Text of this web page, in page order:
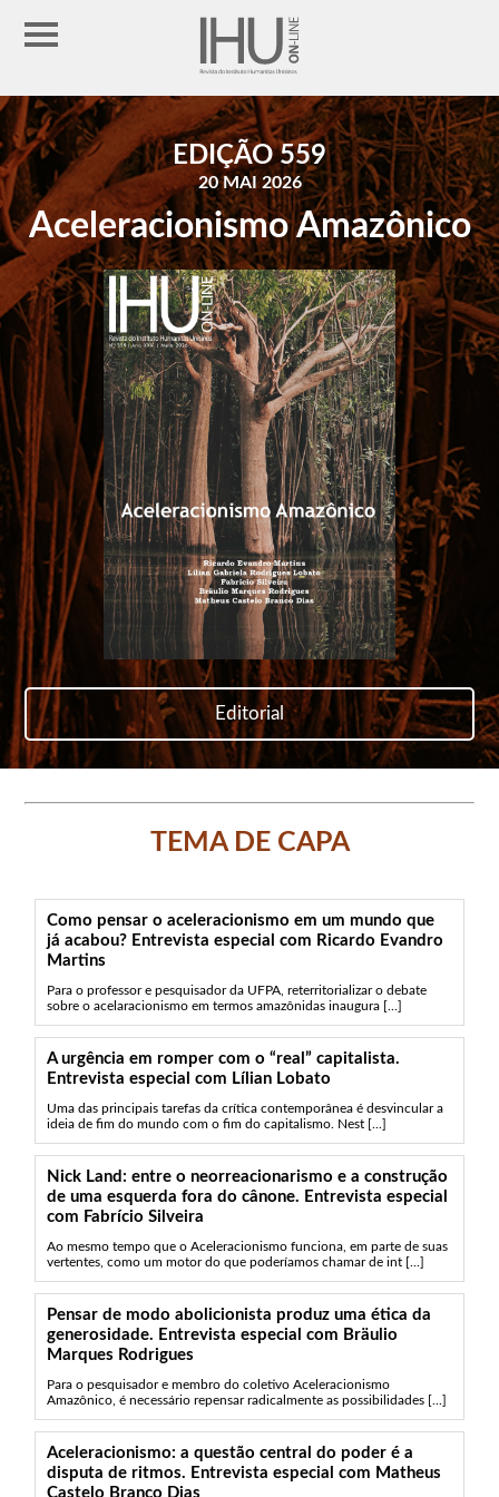
EDIÇÃO 559
20 MAI 2026
Aceleracionismo Amazônico
Editorial
TEMA DE CAPA
Como pensar o aceleracionismo em um mundo que
já acabou? Entrevista especial com Ricardo Evandro
Martins
Para o professor e pesquisador da UFPA, reterritorializar o debate
sobre o acelaracionismo em termos amazônidas inaugura [...]
A urgência em romper com o “real” capitalista.
Entrevista especial com Lílian Lobato
Uma das principais tarefas da crítica contemporânea é desvincular a
ideia de fim do mundo com o fim do capitalismo. Nest [...]
Nick Land: entre o neorreacionarismo e a construção
de uma esquerda fora do cânone. Entrevista especial
com Fabrício Silveira
Ao mesmo tempo que o Aceleracionismo funciona, em parte de suas
vertentes, como um motor do que poderíamos chamar de int [...]
Pensar de modo abolicionista produz uma ética da
generosidade. Entrevista especial com Bräulio
Marques Rodrigues
Para o pesquisador e membro do coletivo Aceleracionismo
Amazônico, é necessário repensar radicalmente as possibilidades [...]
Aceleracionismo: a questão central do poder é a
disputa de ritmos. Entrevista especial com Matheus
Castelo Branco Dias